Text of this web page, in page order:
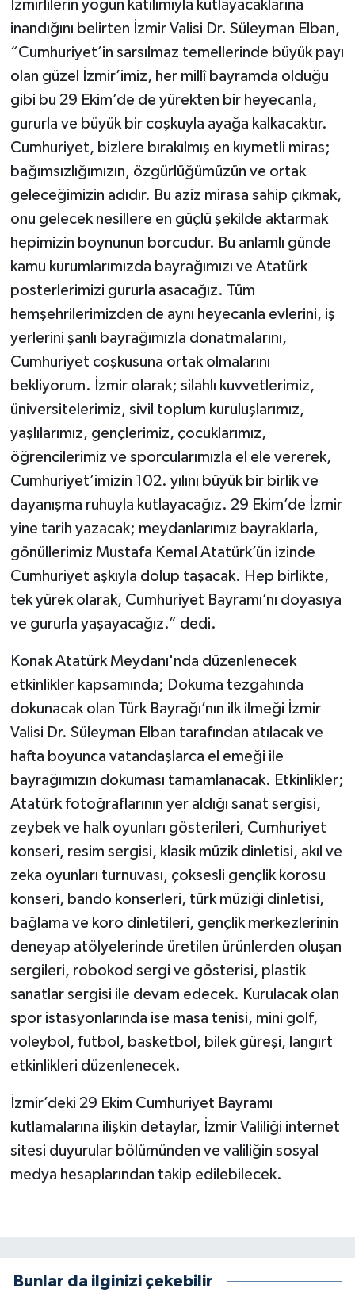
İzmirlilerin yoğun katılımıyla kutlayacaklarına
inandığını belirten İzmir Valisi Dr. Süleyman Elban,
“Cumhuriyet’in sarsılmaz temellerinde büyük payı
olan güzel İzmir’imiz, her millî bayramda olduğu
gibi bu 29 Ekim’de de yürekten bir heyecanla,
gururla ve büyük bir coşkuyla ayağa kalkacaktır.
Cumhuriyet, bizlere bırakılmış en kıymetli miras;
bağımsızlığımızın, özgürlüğümüzün ve ortak
geleceğimizin adıdır. Bu aziz mirasa sahip çıkmak,
onu gelecek nesillere en güçlü şekilde aktarmak
hepimizin boynunun borcudur. Bu anlamlı günde
kamu kurumlarımızda bayrağımızı ve Atatürk
posterlerimizi gururla asacağız. Tüm
hemşehrilerimizden de aynı heyecanla evlerini, iş
yerlerini şanlı bayrağımızla donatmalarını,
Cumhuriyet coşkusuna ortak olmalarını
bekliyorum. İzmir olarak; silahlı kuvvetlerimiz,
üniversitelerimiz, sivil toplum kuruluşlarımız,
yaşlılarımız, gençlerimiz, çocuklarımız,
öğrencilerimiz ve sporcularımızla el ele vererek,
Cumhuriyet’imizin 102. yılını büyük bir birlik ve
dayanışma ruhuyla kutlayacağız. 29 Ekim’de İzmir
yine tarih yazacak; meydanlarımız bayraklarla,
gönüllerimiz Mustafa Kemal Atatürk’ün izinde
Cumhuriyet aşkıyla dolup taşacak. Hep birlikte,
tek yürek olarak, Cumhuriyet Bayramı’nı doyasıya
ve gururla yaşayacağız.” dedi.
Konak Atatürk Meydanı'nda düzenlenecek
etkinlikler kapsamında; Dokuma tezgahında
dokunacak olan Türk Bayrağı’nın ilk ilmeği İzmir
Valisi Dr. Süleyman Elban tarafından atılacak ve
hafta boyunca vatandaşlarca el emeği ile
bayrağımızın dokuması tamamlanacak. Etkinlikler;
Atatürk fotoğraflarının yer aldığı sanat sergisi,
zeybek ve halk oyunları gösterileri, Cumhuriyet
konseri, resim sergisi, klasik müzik dinletisi, akıl ve
zeka oyunları turnuvası, çoksesli gençlik korosu
konseri, bando konserleri, türk müziği dinletisi,
bağlama ve koro dinletileri, gençlik merkezlerinin
deneyap atölyelerinde üretilen ürünlerden oluşan
sergileri, robokod sergi ve gösterisi, plastik
sanatlar sergisi ile devam edecek. Kurulacak olan
spor istasyonlarında ise masa tenisi, mini golf,
voleybol, futbol, basketbol, bilek güreşi, langırt
etkinlikleri düzenlenecek.
İzmir’deki 29 Ekim Cumhuriyet Bayramı
kutlamalarına ilişkin detaylar, İzmir Valiliği internet
sitesi duyurular bölümünden ve valiliğin sosyal
medya hesaplarından takip edilebilecek.
Bunlar da ilginizi çekebilir